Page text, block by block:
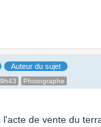
Auteur du sujet
Photographe
de vente du